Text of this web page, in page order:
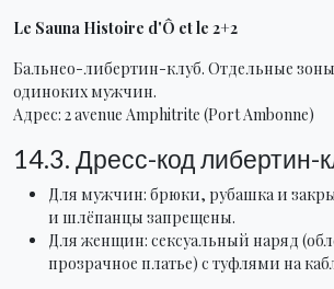
Le Sauna Histoire d'Ô et le 2+2
Бальнео-либертин-клуб. Отдельные
одиноких мужчин.
Адрес: 2 avenue Amphitrite (Port Ambonne)
14.3. Дресс-код либертин-
Для мужчин: брюки, рубашка и
и шлёпанцы запрещены.
Для женщин: сексуальный наряд
прозрачное платье) с туфлями на